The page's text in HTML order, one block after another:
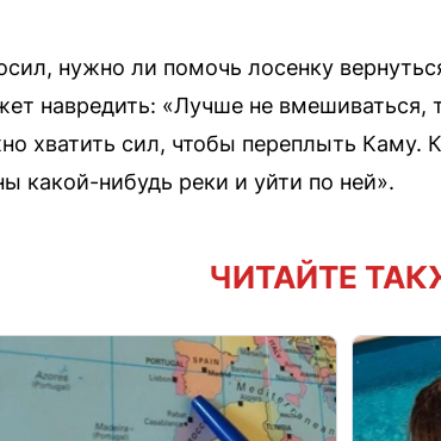
нужно ли помочь лосенку
навредить: «Лучше не вмешиваться,
хватить сил, чтобы переплыть Каму.
какой-нибудь реки и уйти по ней».
ЧИТАЙТЕ